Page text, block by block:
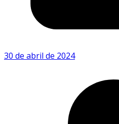
30 de abril de 2024